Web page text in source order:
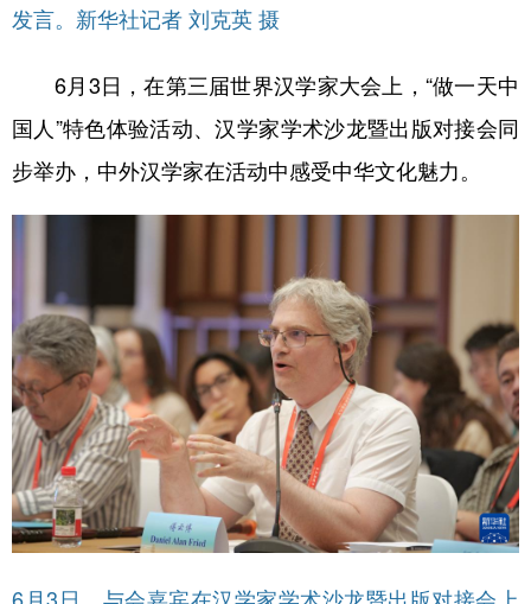
发言。新华社记者 刘克英 摄
6月3日，在第三届世界汉学家大会上，“做一天中
国人”特色体验活动、汉学家学术沙龙暨出版对接会同
步举办，中外汉学家在活动中感受中华文化魅力。